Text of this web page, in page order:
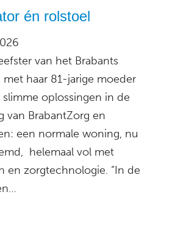
én rolstoel
van het Brabants
met haar 81-jarige moeder
oplossingen in de
van BrabantZorg en
een normale woning, nu
helemaal vol met
en zorgtechnologie. “In de